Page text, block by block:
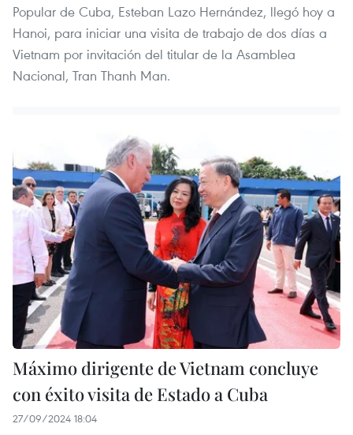
Popular de Cuba, Esteban Lazo Hernández, llegó hoy a
Hanoi, para iniciar una visita de trabajo de dos días a
Vietnam por invitación del titular de la Asamblea
Nacional, Tran Thanh Man.
Máximo dirigente de Vietnam concluye
con éxito visita de Estado a Cuba
27/09/2024 18:04